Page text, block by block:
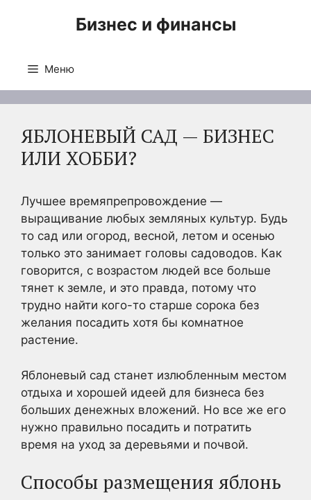
Бизнес и финансы
Меню
ЯБЛОНЕВЫЙ САД — БИЗНЕС
ИЛИ ХОББИ?
Лучшее времяпрепровождение —
выращивание любых земляных культур. Будь
то сад или огород, весной, летом и осенью
только это занимает головы садоводов. Как
говорится, с возрастом людей все больше
тянет к земле, и это правда, потому что
трудно найти кого-то старше сорока без
желания посадить хотя бы комнатное
растение.
Яблоневый сад станет излюбленным местом
отдыха и хорошей идеей для бизнеса без
больших денежных вложений. Но все же его
нужно правильно посадить и потратить
время на уход за деревьями и почвой.
Способы размещения яблонь